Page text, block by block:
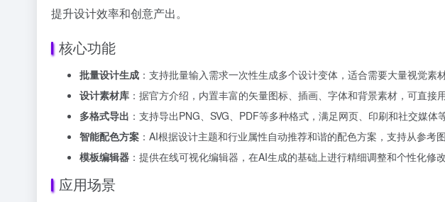
提升设计效率和创意产出。
核心功能
批量设计生成 ：支持批量输入需求一次性生成多个设计变体，适合需要大量视觉素
设计素材库 ：据官方介绍，内置丰富的矢量图标、插画、字体和背景素材，可直接
多格式导出 ：支持导出PNG、SVG、PDF等多种格式，满足网页、印刷和社交媒体
智能配色方案 ：AI根据设计主题和行业属性自动推荐和谐的配色方案，支持从参考
模板编辑器 ：提供在线可视化编辑器，在AI生成的基础上进行精细调整和个性化修改
应用场景